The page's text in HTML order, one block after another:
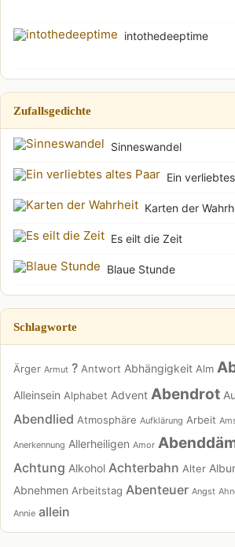
intothedeeptime
Zufallsgedichte
Sinneswandel
Ein
Karten der
Es eilt die Zeit
Blaue Stunde
Schlagworte
Ärger Armut ? Antwort Abhängigkeit Alm
Alleinsein Alphabet Advent Abendrot
Abendlied Atmosphäre Aufklärung Arbeit
Anerkennung Allerheiligen Amor
Achtung Alkohol Achterbahn Alter
Abnehmen Arbeitstag Abenteuer Angst
Annie allein